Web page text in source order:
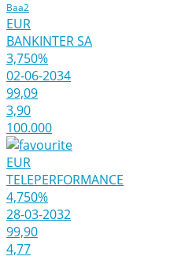
Baa2
EUR
BANKINTER SA
3,750%
02-06-2034
99,09
3,90
100.000
EUR
TELEPERFORMANCE
4,750%
28-03-2032
99,90
4,77